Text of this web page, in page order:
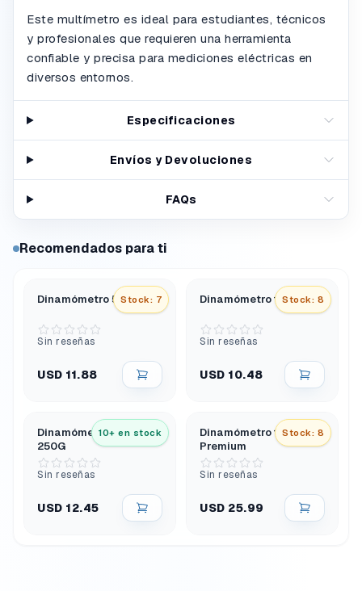
Este multímetro es ideal para estudiantes, técnicos
y profesionales que requieren una herramienta
confiable y precisa para mediciones eléctricas en
diversos entornos.
Especificaciones
Envíos y Devoluciones
FAQs
Recomendados para ti
Stock: 7
Dinamómetro 50N 5Kg
Sin reseñas
USD 11.88
Stock: 8
Dinamómetro 10N 1Kg
Sin reseñas
USD 10.48
10+ en stock
Dinamómetro 2.5N
250G
Sin reseñas
USD 12.45
Stock: 8
Dinamómetro 10N 1 Kg
Premium
Sin reseñas
USD 25.99